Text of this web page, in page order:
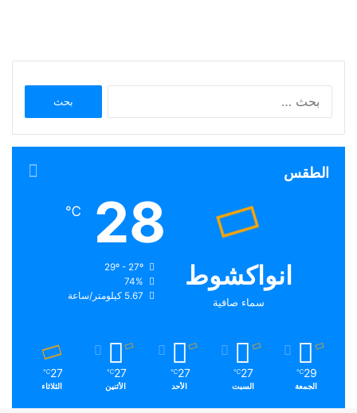
الطقس
انواكشوط
سماء صافية
28
℃
29º - 27º
74%
5.67 كيلومتر/ساعة
29
℃
الجمعة
27
℃
السبت
27
℃
الأحد
27
℃
الأثنين
27
℃
الثلاثاء